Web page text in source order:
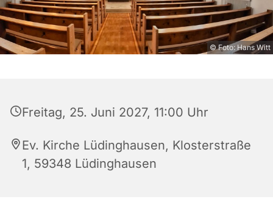
© Foto: Hans Witt
Freitag, 25. Juni 2027, 11:00 Uhr
Ev. Kirche Lüdinghausen, Klosterstraße
1, 59348 Lüdinghausen